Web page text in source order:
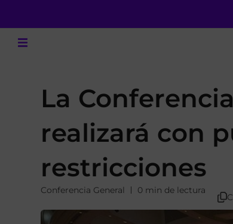
La
realizará con
restricciones
Conferencia General 0 min de lectura